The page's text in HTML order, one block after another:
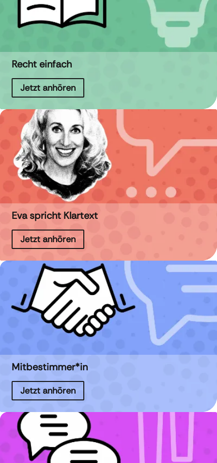
Recht einfach
Jetzt anhören
Eva spricht Klartext
Jetzt anhören
Mitbestimmer*in
Jetzt anhören